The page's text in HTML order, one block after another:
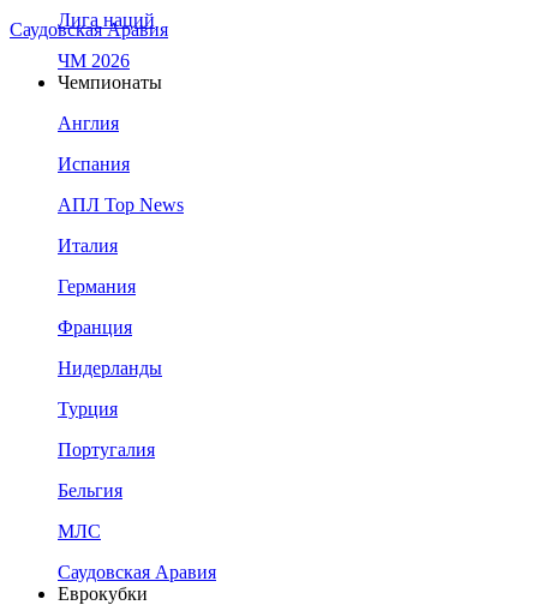
Саудовская Аравия
Лига наций
ЧМ 2026
Чемпионаты
Англия
Испания
АПЛ Top News
Италия
Германия
Франция
Нидерланды
Турция
Португалия
Бельгия
МЛС
Саудовская Аравия
Еврокубки